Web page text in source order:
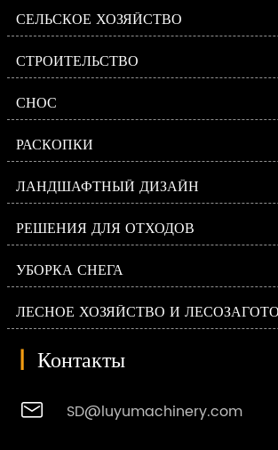
СЕЛЬСКОЕ ХОЗЯЙСТВО
СТРОИТЕЛЬСТВО
СНОС
РАСКОПКИ
ЛАНДШАФТНЫЙ ДИЗАЙН
РЕШЕНИЯ ДЛЯ ОТХОДОВ
УБОРКА СНЕГА
ЛЕСНОЕ ХОЗЯЙСТВО И
| Контакты
 SD@luyumachinery.com